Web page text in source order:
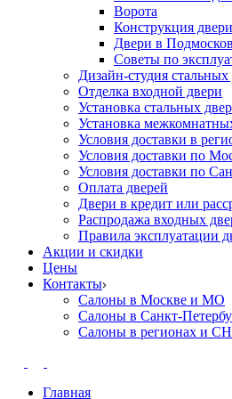
Ворота
Конструкция двери
Двери в
Cоветы по
Дизайн-студия стальных
Отделка входной двери
Установка стальных
Установка
Условия доставки в
Условия доставки по
Условия доставки по
Оплата дверей
Двери в кредит или
Распродажа входных
Правила эксплуатации
Акции и скидки
Цены
Контакты
Салоны в Москве и МО
Салоны в Санкт-
Салоны в регионах и
Главная